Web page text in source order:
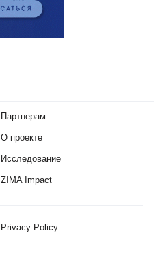
Партнерам
О проекте
Исследование
ZIMA Impact
Privacy Policy